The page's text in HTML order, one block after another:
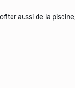
aussi de la